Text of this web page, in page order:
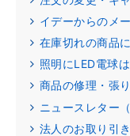
イデーからのメ
在庫切れの商品
照明にLED電球
商品の修理・張
ニュースレター
法人のお取り引